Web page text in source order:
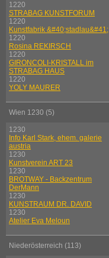
1220
STRABAG KUNSTFORUM
1220
Kunstfabrik &#40;stadlau&#41;
1220
Rosina REKIRSCH
1220
GIRONCOLI-KRISTALL im
STRABAG HAUS
1220
YOLY MAURER
Wien 1230 (5)
1230
Info Karl Stark, ehem. galerie
austria
1230
Kunstverein ART 23
1230
BROTWAY - Backzentrum
DerMann
1230
KUNSTRAUM DR. DAVID
1230
Atelier Eva Meloun
Niederösterreich (113)